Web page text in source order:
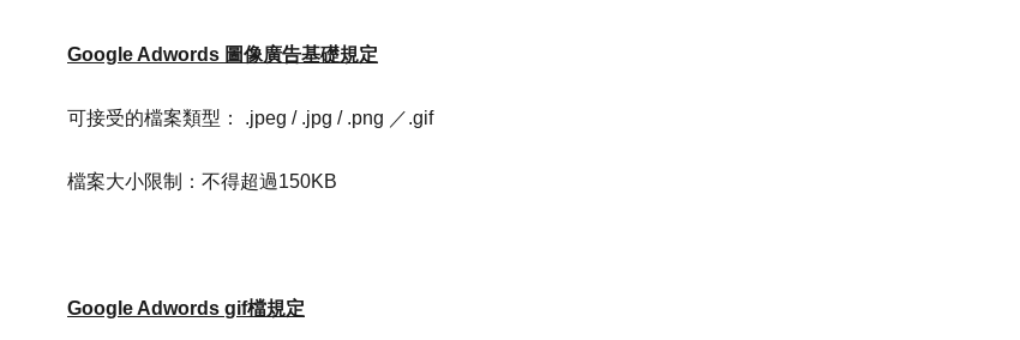
Google Adwords 圖像廣告基礎規定
可接受的檔案類型： .jpeg / .jpg / .png ／.gif
檔案大小限制：不得超過150KB
Google Adwords gif檔規定